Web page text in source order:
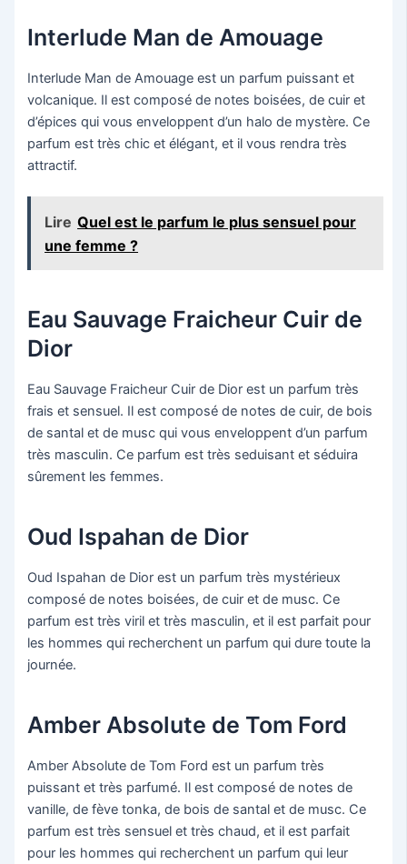
Interlude Man de Amouage
Interlude Man de Amouage est un parfum puissant et
volcanique. Il est composé de notes boisées, de cuir et
d’épices qui vous enveloppent d’un halo de mystère. Ce
parfum est très chic et élégant, et il vous rendra très
attractif.
Lire Quel est le parfum le plus sensuel pour
une femme ?
Eau Sauvage Fraicheur Cuir de
Dior
Eau Sauvage Fraicheur Cuir de Dior est un parfum très
frais et sensuel. Il est composé de notes de cuir, de bois
de santal et de musc qui vous enveloppent d’un parfum
très masculin. Ce parfum est très seduisant et séduira
sûrement les femmes.
Oud Ispahan de Dior
Oud Ispahan de Dior est un parfum très mystérieux
composé de notes boisées, de cuir et de musc. Ce
parfum est très viril et très masculin, et il est parfait pour
les hommes qui recherchent un parfum qui dure toute la
journée.
Amber Absolute de Tom Ford
Amber Absolute de Tom Ford est un parfum très
puissant et très parfumé. Il est composé de notes de
vanille, de fève tonka, de bois de santal et de musc. Ce
parfum est très sensuel et très chaud, et il est parfait
pour les hommes qui recherchent un parfum qui leur